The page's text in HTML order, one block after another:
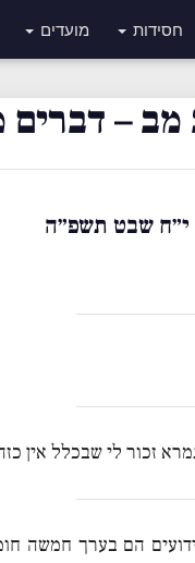
חסידות מועדים
מב – דברים
זכור לי שבכלל אין
הם בערך חמשה